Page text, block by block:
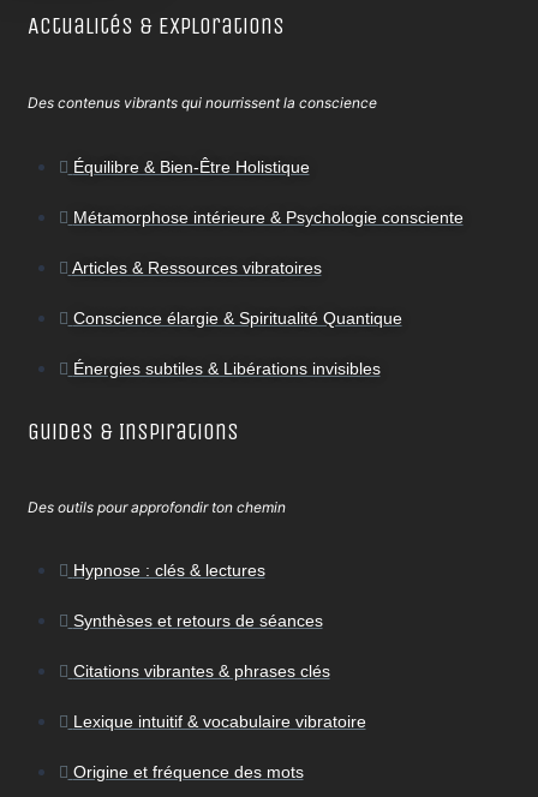
Actualités & Explorations
Des contenus vibrants qui nourrissent la conscience
Équilibre & Bien-Être Holistique
Métamorphose intérieure & Psychologie consciente
Articles & Ressources vibratoires
Conscience élargie & Spiritualité Quantique
Énergies subtiles & Libérations invisibles
Guides & Inspirations
Des outils pour approfondir ton chemin
Hypnose : clés & lectures
Synthèses et retours de séances
Citations vibrantes & phrases clés
Lexique intuitif & vocabulaire vibratoire
Origine et fréquence des mots